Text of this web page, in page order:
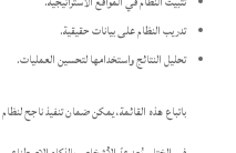
تدريب النظام على بيانات حقيقية.
تحليل النتائج واستخدامها لتحسين العمليات.​
باتباع هذه القائمة، يمكن ضمان تنفيذ ناجح